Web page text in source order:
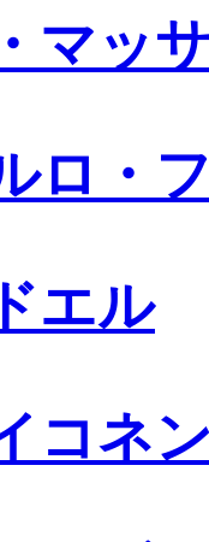
マッ
ロ・
エル
コネ